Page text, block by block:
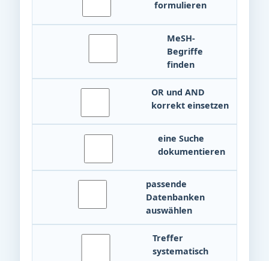
formulieren
MeSH-
Begriffe
finden
OR und AND
korrekt einsetzen
eine Suche
dokumentieren
passende
Datenbanken
auswählen
Treffer
systematisch